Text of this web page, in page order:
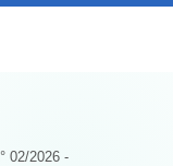
02/2026 -